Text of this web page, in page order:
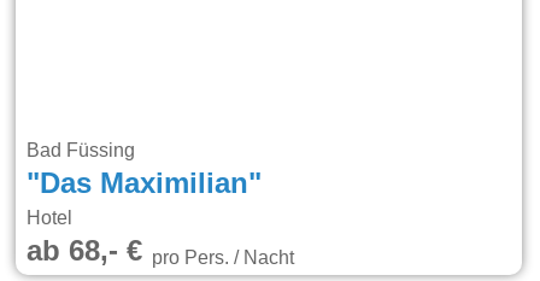
Bad Füssing
"Das Maximilian"
Hotel
ab 68,- €pro Pers. / Nacht